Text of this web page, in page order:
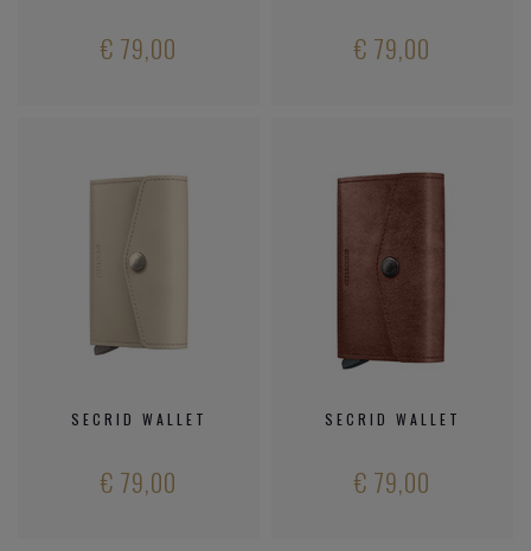
€ 79,00 € 79,00
SECRID WALLET
€ 79,00
SECRID WALLET
€ 79,00